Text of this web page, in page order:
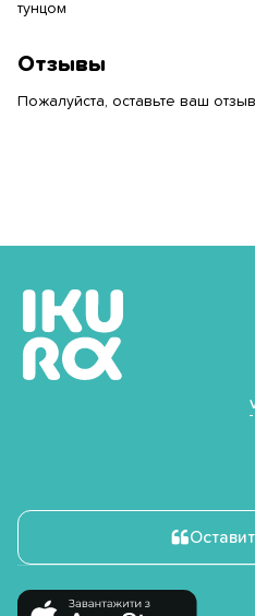
тунцом
Отзывы
Пожалуйста, оставьте ваш